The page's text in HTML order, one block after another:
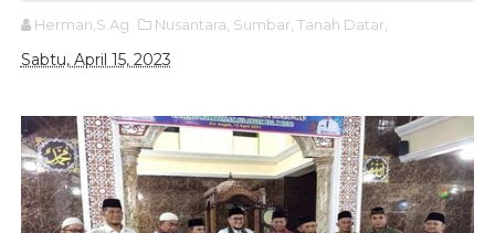
Herman,S.Ag Nusantara, Sumbar, Tanah Datar,
Sabtu, April 15, 2023